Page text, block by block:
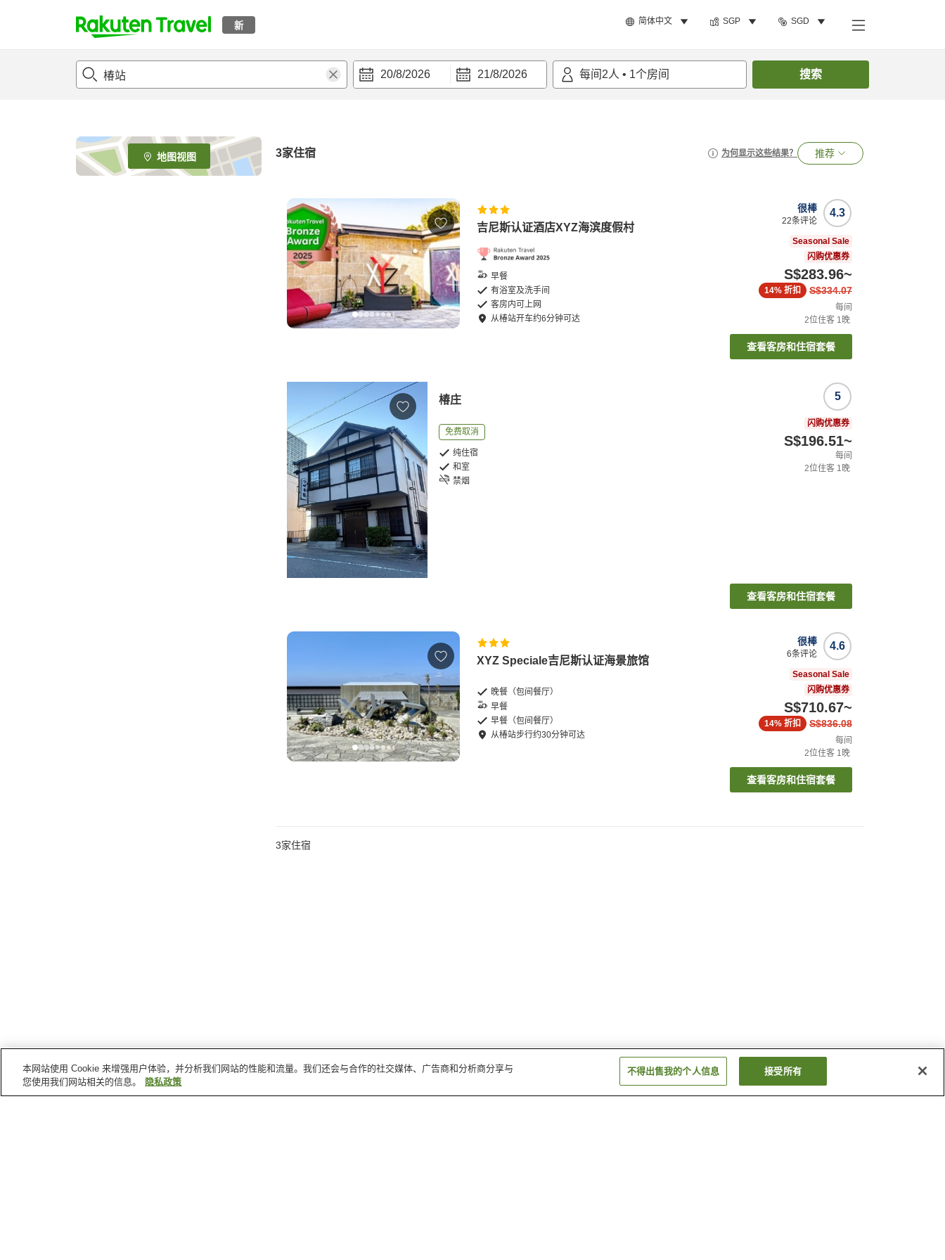
新 简体中文 SGP SGD
t
p
e
_
s
20/8/2026 21/8/2026 每间 2人 • 1个房间 搜索
地图视图 3家住宿 为何显示这些结果？ 推荐
吉尼斯认证酒店XYZ海滨度假村
早餐
有浴室及洗手间
客房内可上网
从椿站开车约6分钟可达
4.3
很棒
22条评论
Seasonal Sale
闪购优惠券
S$283.96~
S$334.07
14% 折扣
每间
2位住客 1晚
查看客房和住宿套餐
椿庄
免费取消
纯住宿
和室
禁烟
5
闪购优惠券
S$196.51~
每间
2位住客 1 晚
查看客房和住宿套餐
XYZ Speciale吉尼斯认证海景旅馆
晚餐（包间餐厅）
早餐
早餐（包间餐厅）
从椿站步行约30分钟可达
4.6
很棒
6条评论
Seasonal Sale
闪购优惠券
S$710.67~
S$836.08
14% 折扣
每间
2位住客 1晚
查看客房和住宿套餐
3家住宿
本网站使用 Cookie 来增强用户体验，并分析我们网站的性能和流量。我们还会与合作的社交媒体、广告商和分析商分享与
您使用我们网站相关的信息。
隐私政策
不得出售我的个人信息 接受所有